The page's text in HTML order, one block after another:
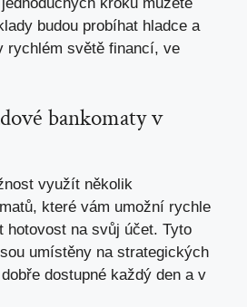
budou probíhat hladce a
rychlém světě financí, ve
bankomaty v
využít několik
které vám umožní rychle
hotovost na svůj účet. Tyto
umístěny na strategických
dostupné každý den a v